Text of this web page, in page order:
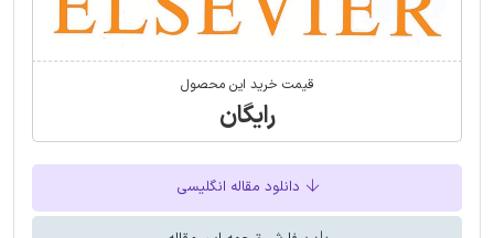
قیمت خرید این محصول
رایگان
دانلود مقاله انگلیسی